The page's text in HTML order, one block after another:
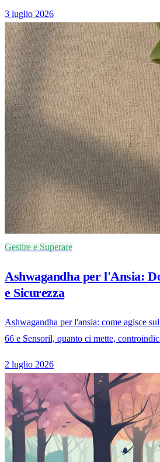
3 luglio 2026
Gestire e Superare
Ashwagandha per l'Ansia:
e Sicurezza
Ashwagandha per l'ansia: come agisce
66 e Sensoril, quanto ci mette,
2 luglio 2026